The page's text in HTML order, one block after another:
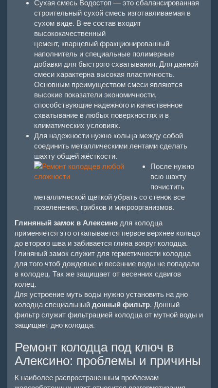
Сухая смесь Водостоп — это сбалансированная
строительный сухой смесь изготавливаемая в
сухом виде. В ее состав входит
высококачественный
цемент, кварцевый фракционированный
наполнитель и специальные полимерные
добавки для быстрого схватывания. Для данной
смеси характерна высокая пластичность.
Основным преимуществом смеси являются
высокие показатели экономичности,
способствующие надежного и качественное
схватывание в любых поверхностях и в
климатических условиях.
Для надежности нужно кольца между собой
соединить металлическими лентами сделать
шахту общей жёсткости.
После нужно
всю шахту
почистить
металлической щеткой убрать со стенок все
позеленения, грибков и микроорганизмов.
Глиняный замок в Алексино для колодца
применяется это откапывается первое верхнее кольцо
до второго шва и забивается глина вокруг колодца.
Глиняный замок служит для герметичности колодца
для того чтоб дождевые и весенние воды не попадали
в колодец. Так же защищает от весенних сдвигов
колец.
Для устроение муть воды нужно установить на дно
колодца специальный донный фильтр. Донный
фильтр служит фильтрацией колодца от мутной воды и
защищает дно колодца.
Ремонт колодца под ключ в
Алексино: проблемы и причины
К наиболее распространенным проблемам